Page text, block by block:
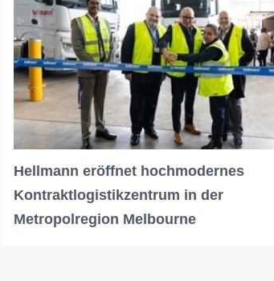
Hellmann eröffnet hochmodernes
Kontraktlogistikzentrum in der
Metropolregion Melbourne